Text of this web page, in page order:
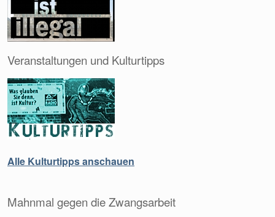
Veranstaltungen und Kulturtipps
Alle Kulturtipps anschauen
Mahnmal gegen die Zwangsarbeit